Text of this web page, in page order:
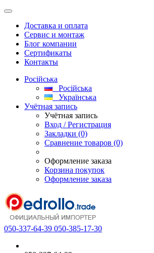
Доставка и оплата
Сервис и монтаж
Блог компании
Сертификаты
Контакты
Російська
Російська
Українська
Учётная запись
Учётная запись
Вход / Регистрация
Закладки (0)
Сравнение товаров (0)
Оформление заказа
Корзина покупок
Оформление заказа
050-337-64-39 050-385-17-30